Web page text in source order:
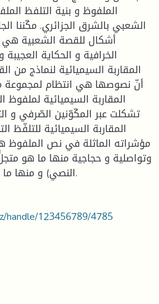
الملفوظ و بنية التلفظ
الشعبي بالشرق الجزائري. مكّننا
أشكال للقصة الشعبية هي
الخرافية و الحكاية
المقاربة السيميائية لنماذج
أنّ نصوصها هي انتظام لمجموعة
المقاربة السيميائية
تشكلت عبر المكّوّنين الصّرفي و
المقاربة السيميائية للتلفّظ
مؤشراته الماثلة في نص الملفوظ
وتواصلية و حجاجية منها ما هو
النصي) و منها ما هو محايث (برنامج تلفظي).
handle/123456789/4785